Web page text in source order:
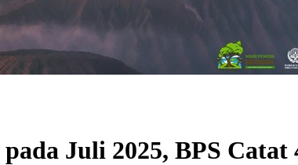
Juli 2025, BPS